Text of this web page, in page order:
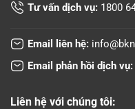
Tư vấn dịch vụ: 1800
Email liên hệ:
Email phản hồi dịch vụ:
Liên hệ với chúng tôi: